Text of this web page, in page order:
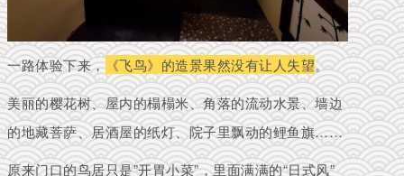
一路体验下来，《飞鸟》的造景果然没有让人失望。
美丽的樱花树、屋内的榻榻米、角落的流动水景、墙边
的地藏菩萨、居酒屋的纸灯、院子里飘动的鲤鱼旗……
原来门口的鸟居只是”开胃小菜”，里面满满的“日式风”